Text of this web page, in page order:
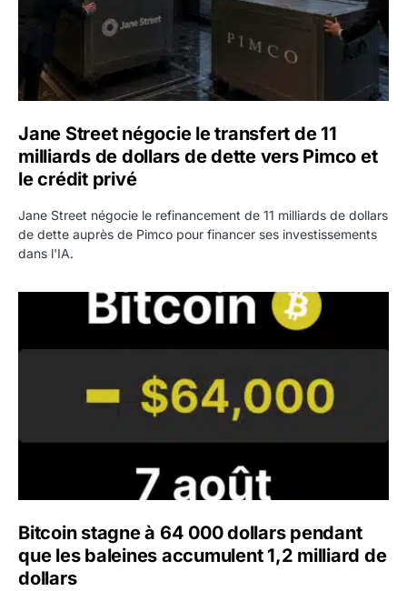
Jane Street négocie le transfert de 11
milliards de dollars de dette vers Pimco et
le crédit privé
Jane Street négocie le refinancement de 11 milliards de dollars
de dette auprès de Pimco pour financer ses investissements
dans l'IA.
Bitcoin stagne à 64 000 dollars pendant que les
Bitcoin stagne à 64 000 dollars pendant
que les baleines accumulent 1,2 milliard de
dollars